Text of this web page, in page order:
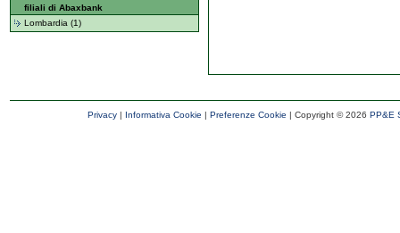
filiali di Abaxbank
Lombardia (1)
Privacy| Informativa Cookie | Preferenze Cookie | Copyright ©2026 PP&E